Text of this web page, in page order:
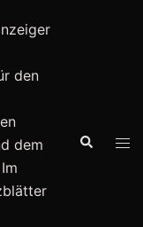
den
dem
Suche